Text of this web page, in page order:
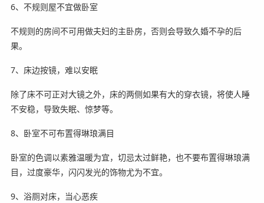
6、不规则屋不宜做卧室
不规则的房间不可用做夫妇的主卧房，否则会导致久婚不孕的后
果。
7、床边按镜，难以安眠
除了床不可正对大镜之外，床的两侧如果有大的穿衣镜，将使人睡
不安稳，导致失眠、惊梦等。
8、卧室不可布置得琳琅满目
卧室的色调以素雅温暖为宜，切忌太过鲜艳，也不要布置得琳琅满
目，过度豪华，闪闪发光的饰物尤为不宜。
9、浴厕对床，当心恶疾